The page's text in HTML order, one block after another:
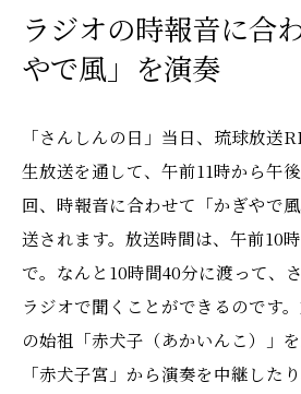
ラジオの時報音に合
やで風」を演奏
「さんしんの日」当日、琉球放送
生放送を通して、午前11時から午
回、時報音に合わせて「かぎやで
送されます。放送時間は、午前10
で。なんと10時間40分に渡って、
ラジオで聞くことができるのです
の始祖「赤犬子（あかいんこ）」
「赤犬子宮」から演奏を中継した